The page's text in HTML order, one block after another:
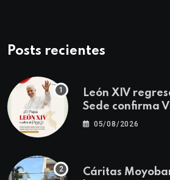
Posts recientes
León XIV
Sede confirma
del 11 al 17 de
05/08/2026
Cáritas